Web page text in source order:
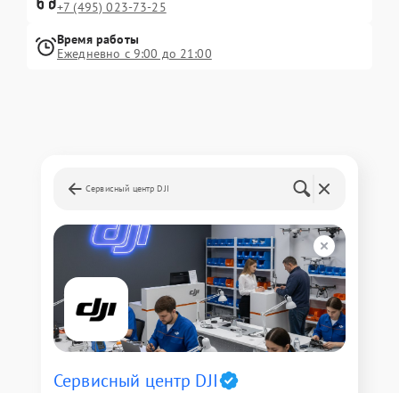
+7 (495) 023-73-25
Время работы
Ежедневно с 9:00 до 21:00
Сервисный центр DJI
Сервисный центр DJI